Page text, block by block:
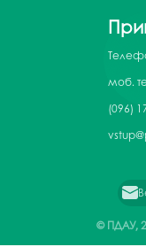
моб.
(096)
© ПДАУ,